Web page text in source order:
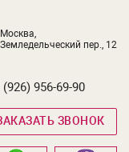
Москва,
Земледельческий пер., 12
(926) 956-69-90
ЗВОНОК